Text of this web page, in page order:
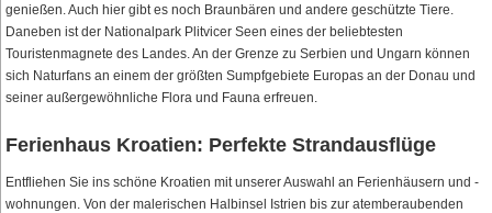
genießen. Auch hier gibt es noch Braunbären und andere geschützte Tiere.
Daneben ist der Nationalpark Plitvicer Seen eines der beliebtesten
Touristenmagnete des Landes. An der Grenze zu Serbien und Ungarn können
sich Naturfans an einem der größten Sumpfgebiete Europas an der Donau und
seiner außergewöhnliche Flora und Fauna erfreuen.
Ferienhaus Kroatien: Perfekte Strandausflüge
Entfliehen Sie ins schöne Kroatien mit unserer Auswahl an Ferienhäusern und -
wohnungen. Von der malerischen Halbinsel Istrien bis zur atemberaubenden